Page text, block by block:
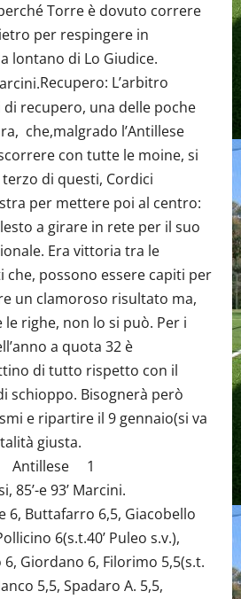
Torre è dovuto correre
per respingere in
lontano di Lo Giudice.
Recupero: L’arbitro
recupero, una delle poche
che,malgrado l’Antillese
con tutte le moine, si
di questi, Cordici
per mettere poi al centro:
a girare in rete per il suo
Era vittoria tra le
possono essere capiti per
un clamoroso risultato ma,
le righe, non lo si può. Per i
a quota 32 è
di tutto rispetto con il
schioppo. Bisognerà però
e ripartire il 9 gennaio(si va
giusta.
Antillese 1
85’-e 93’ Marcini.
6, Buttafarro 6,5, Giacobello
6(s.t.40’ Puleo s.v.),
Giordano 6, Filorimo 5,5(s.t.
5,5, Spadaro A. 5,5,